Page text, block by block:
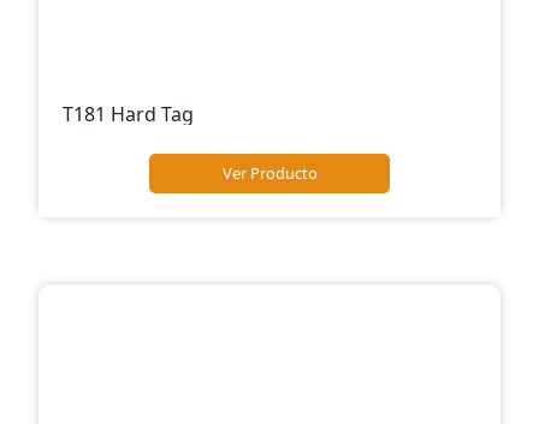
T181 Hard Tag
Ver Producto